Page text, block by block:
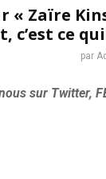
Zaïre
c’est ce
par
sur Twitter,